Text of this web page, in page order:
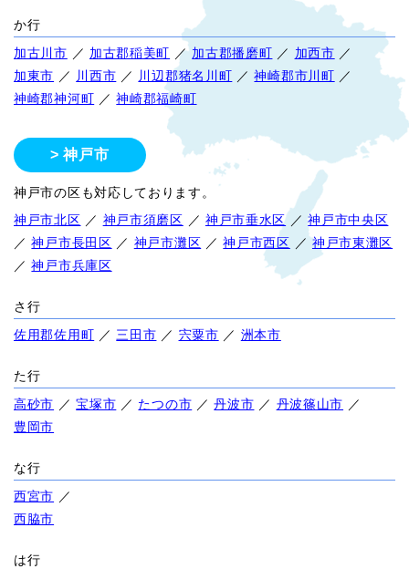
か行
加古川市 ／ 加古郡稲美町 ／ 加古郡播磨町 ／ 加西市 ／
加東市 ／ 川西市 ／ 川辺郡猪名川町 ／神崎郡市川町 ／
神崎郡神河町 ／神崎郡福崎町
神戸市
神戸市の区も対応しております。
神戸市北区 ／ 神戸市須磨区 ／ 神戸市垂水区 ／神戸市中央区
／神戸市長田区 ／ 神戸市灘区 ／神戸市西区 ／ 神戸市東灘区
／神戸市兵庫区
さ行
佐用郡佐用町 ／三田市 ／ 宍粟市 ／ 洲本市
た行
高砂市 ／宝塚市 ／ たつの市 ／丹波市 ／ 丹波篠山市 ／
豊岡市
な行
西宮市 ／
西脇市
は行